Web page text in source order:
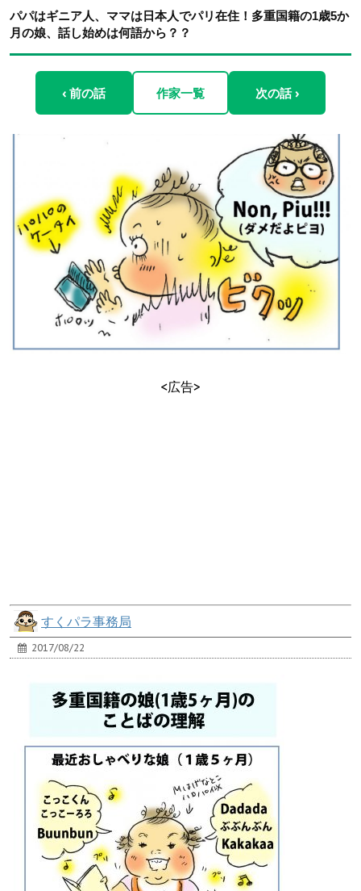
パパはギニア人、ママは日本人でパリ在住！多重国籍の1歳5か
月の娘、話し始めは何語から？？
‹ 前の話 作家一覧 次の話 ›
<広告>
すくパラ事務局
2017/08/22